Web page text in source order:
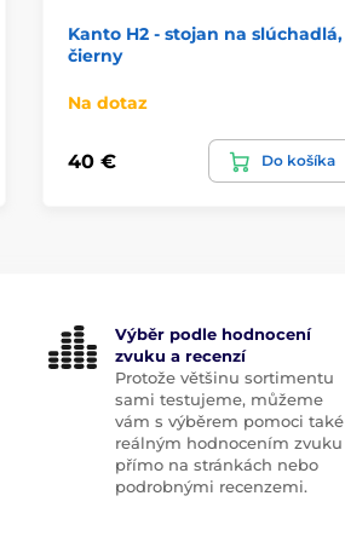
Kanto H2 - stojan na slúchadlá,
čierny
Na dotaz
40 € Do košíka
Výběr podle hodnocení
zvuku a recenzí
Protože většinu sortimentu
sami testujeme, můžeme
vám s výběrem pomoci také
reálným hodnocením zvuku
přímo na stránkách nebo
podrobnými recenzemi.